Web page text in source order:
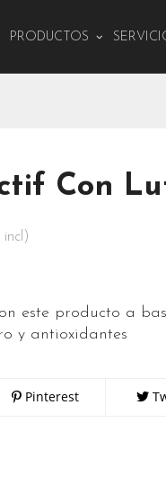
PRODUCTOS
Con
incl)
este producto a
y antioxidantes
Pinterest